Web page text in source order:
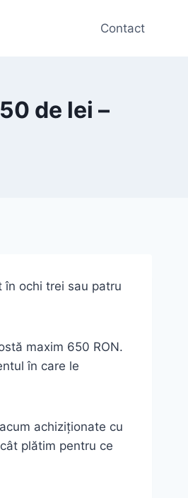
Contact
de lei –
ochi trei sau patru
maxim 650 RON.
în care le
achiziționate cu
plătim pentru ce